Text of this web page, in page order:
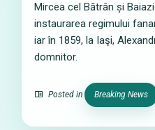
Mircea cel Bătrân și
instaurarea regimului
iar în 1859, la Iaşi,
domnitor.
Posted in Breaking News